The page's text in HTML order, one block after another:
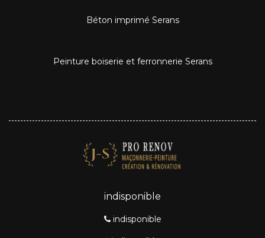
Béton imprimé Serans
Peinture boiserie et ferronnerie Serans
indisponible
indisponible